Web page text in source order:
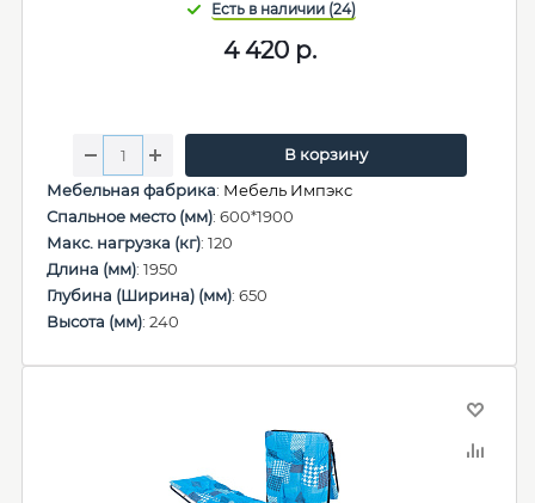
4 420 р.
В корзину
Мебельная фабрика: Мебель Импэкс
Спальное место (мм): 600*1900
Макс. нагрузка (кг): 120
Длина (мм): 1950
Глубина (Ширина) (мм): 650
Высота (мм): 240